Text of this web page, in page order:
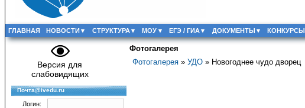
ГЛАВНАЯ НОВОСТИ СТРУКТУРА МОУ ЕГЭ / ГИА ДОКУМЕНТЫ КОНКУРСЫ
Версия для
слабовидящих
Почта@ivedu.ru
Логин:
Фотогалерея
Фотогалерея » УДО » Новогоднее чудо дворец